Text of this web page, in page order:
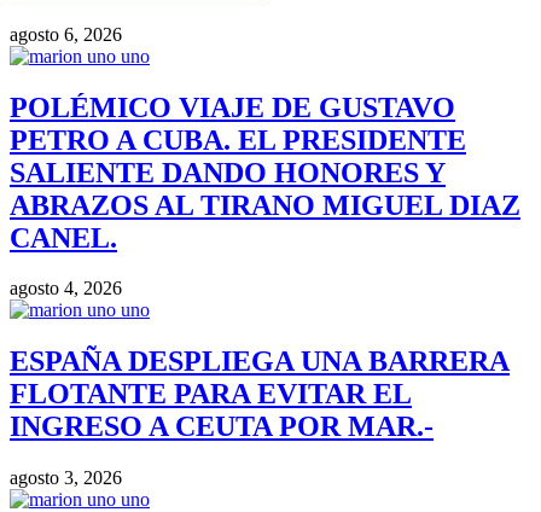
agosto 6, 2026
POLÉMICO VIAJE DE GUSTAVO
PETRO A CUBA. EL PRESIDENTE
SALIENTE DANDO HONORES Y
ABRAZOS AL TIRANO MIGUEL DIAZ
CANEL.
agosto 4, 2026
ESPAÑA DESPLIEGA UNA BARRERA
FLOTANTE PARA EVITAR EL
INGRESO A CEUTA POR MAR.-
agosto 3, 2026